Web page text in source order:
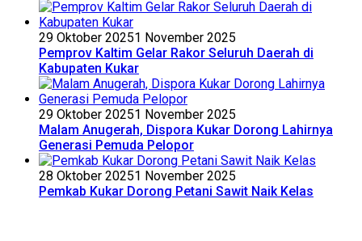
29 Oktober 20251 November 2025
Pemprov Kaltim Gelar Rakor Seluruh Daerah di
Kabupaten Kukar
29 Oktober 20251 November 2025
Malam Anugerah, Dispora Kukar Dorong Lahirnya
Generasi Pemuda Pelopor
28 Oktober 20251 November 2025
Pemkab Kukar Dorong Petani Sawit Naik Kelas